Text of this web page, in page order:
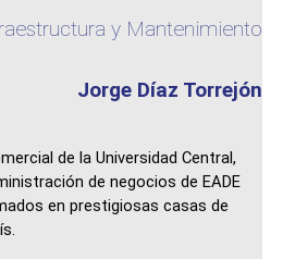
y Mantenimiento
Jorge Díaz Torrejón
de la Universidad Central,
de negocios de EADE
en prestigiosas casas de